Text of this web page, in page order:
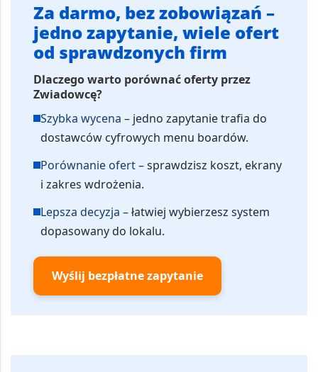
Za darmo, bez zobowiązań –
jedno zapytanie, wiele ofert
od sprawdzonych firm
Dlaczego warto porównać oferty przez
Zwiadowcę?
Szybka wycena – jedno zapytanie trafia do
dostawców cyfrowych menu boardów.
Porównanie ofert– sprawdzisz koszt, ekrany
i zakres wdrożenia.
Lepsza decyzja – łatwiej wybierzesz system
dopasowany do lokalu.
Wyślij bezpłatne zapytanie